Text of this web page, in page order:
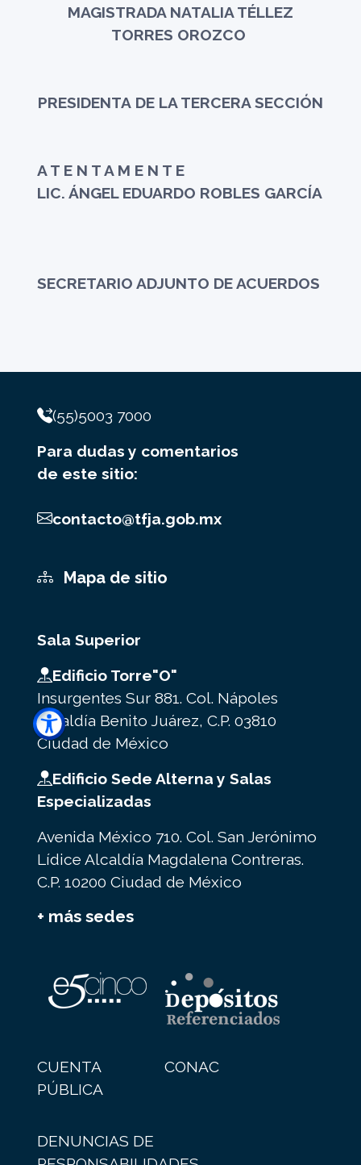
MAGISTRADA NATALIA TÉLLEZ
TORRES OROZCO
PRESIDENTA DE LA TERCERA SECCIÓN
A T E N T A M E N T E
LIC. ÁNGEL EDUARDO ROBLES GARCÍA
SECRETARIO ADJUNTO DE ACUERDOS
(55)5003 7000
Para dudas y comentarios
de este sitio:
contacto@tfja.gob.mx
Mapa de sitio
Sala Superior
Edificio Torre"O"
Insurgentes Sur 881. Col. Nápoles
Alcaldía Benito Juárez, C.P. 03810
Ciudad de México
Edificio Sede Alterna y Salas
Especializadas
Avenida México 710. Col. San Jerónimo
Lídice Alcaldía Magdalena Contreras.
C.P. 10200 Ciudad de México
+ más sedes
CUENTA
PÚBLICA
CONAC
DENUNCIAS DE